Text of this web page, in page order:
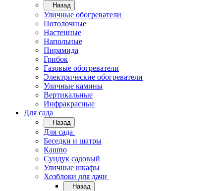
Назад
Уличные обогреватели
Потолочные
Настенные
Напольные
Пирамида
Грибок
Газовые обогреватели
Электрические обогреватели
Уличные камины
Вертикальные
Инфракрасные
Для сада
Назад
Для сада
Беседки и шатры
Кашпо
Сундук садовый
Уличные шкафы
Хозблоки для дачи
Назад